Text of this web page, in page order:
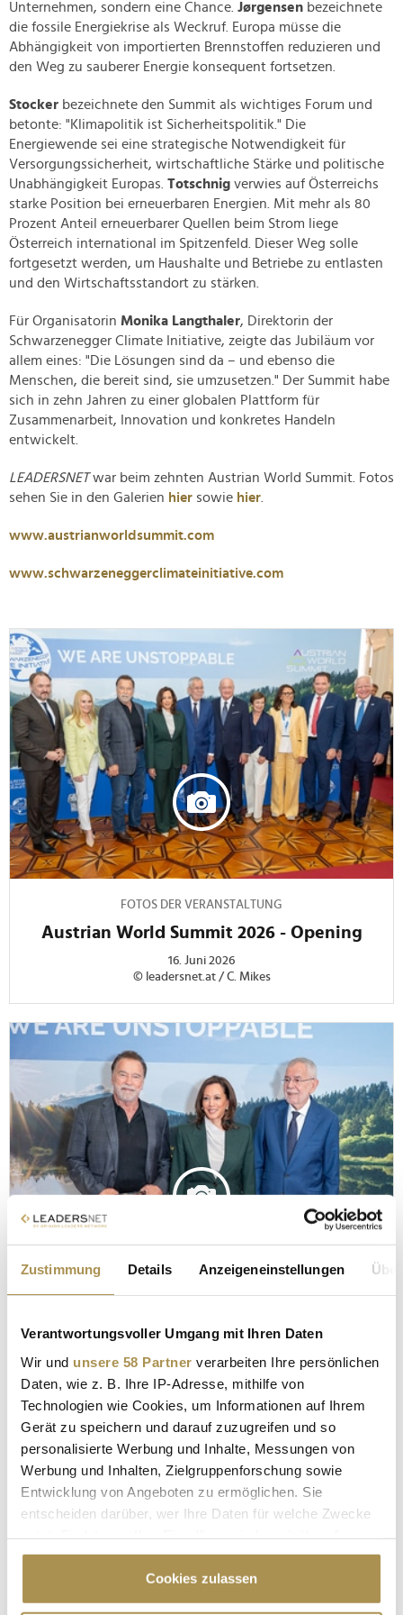
Zustimmung Details Anzeigeneinstellungen
Verantwortungsvoller Umgang mit Ihren Daten
Wir und unsere 58 Partner verarbeiten Ihre persönlichen
Daten, wie z. B. Ihre IP-Adresse, mithilfe von
Technologien wie Cookies, um Informationen auf Ihrem
Gerät zu speichern und darauf zuzugreifen und so
personalisierte Werbung und Inhalte, Messungen von
Werbung und Inhalten, Zielgruppenforschung sowie
Entwicklung von Angeboten zu ermöglichen. Sie
entscheiden darüber, wer Ihre Daten für welche Zwecke
Cookie-Erklärung oder durch Klicken auf das Privacy
Trigger Symbol ändern oder widerrufen
Cookies zulassen
Unternehmen, sondern eine Chance. Jørgensen bezeichnete
die fossile Energiekrise als Weckruf. Europa müsse die
Abhängigkeit von importierten Brennstoffen reduzieren und
den Weg zu sauberer Energie konsequent fortsetzen.
Stocker bezeichnete den Summit als wichtiges Forum und
betonte: "Klimapolitik ist Sicherheitspolitik." Die
Energiewende sei eine strategische Notwendigkeit für
Versorgungssicherheit, wirtschaftliche Stärke und politische
Unabhängigkeit Europas. Totschnig verwies auf Österreichs
starke Position bei erneuerbaren Energien. Mit mehr als 80
Prozent Anteil erneuerbarer Quellen beim Strom liege
Österreich international im Spitzenfeld. Dieser Weg solle
fortgesetzt werden, um Haushalte und Betriebe zu entlasten
und den Wirtschaftsstandort zu stärken.
Für Organisatorin Monika Langthaler, Direktorin der
Schwarzenegger Climate Initiative, zeigte das Jubiläum vor
allem eines: "Die Lösungen sind da – und ebenso die
Menschen, die bereit sind, sie umzusetzen." Der Summit habe
sich in zehn Jahren zu einer globalen Plattform für
Zusammenarbeit, Innovation und konkretes Handeln
entwickelt.
LEADERSNETwar beim zehnten Austrian World Summit. Fotos
sehen Sie in den Galerien hier sowie hier
www.austrianworldsummit.com
www.schwarzeneggerclimateinitiative.com
FOTOS DER VERANSTALTUNG
Austrian World Summit 2026 - Opening
16. Juni 2026
© leadersnet.at / C. Mikes
FOTOS DER VERANSTALTUNG
Austrian World Summit 2026
16. Juni 2026
© Andreas Tischler
AUSTRIAN WORLD SUMMIT KLIMAGIPFEL